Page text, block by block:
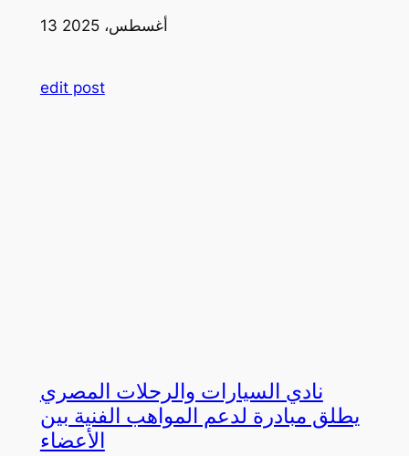
13 أغسطس، 2025
edit post
نادي السيارات والرحلات المصري
يطلق مبادرة لدعم المواهب الفنية بين
الأعضاء